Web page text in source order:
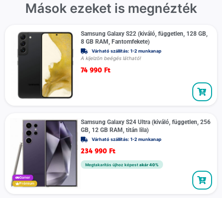
Mások ezeket is megnézték
Samsung Galaxy S22 (kiváló, független, 128 GB,
8 GB RAM, Fantomfekete)
Várható szállítás: 1-2 munkanap
A kijelzön beégés látható!
74 990 Ft
Gamer
Prémium
Samsung Galaxy S24 Ultra (kiváló, független, 256
GB, 12 GB RAM, titán lila)
Várható szállítás: 1-2 munkanap
234 990 Ft
Megtakarítás újhoz képest akár 40%